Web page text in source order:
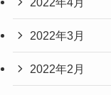
2022年3月
2022年2月